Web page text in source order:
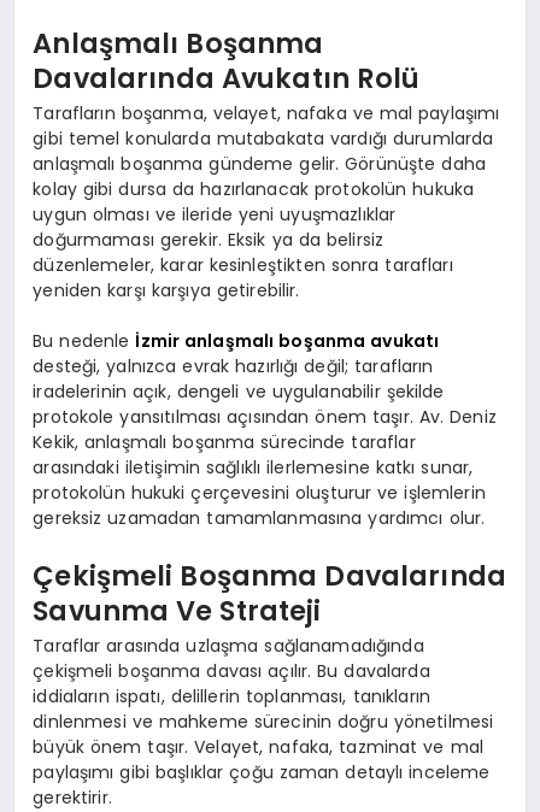
Anlaşmalı Boşanma
Davalarında Avukatın Rolü
Tarafların boşanma, velayet, nafaka ve mal paylaşımı
gibi temel konularda mutabakata vardığı durumlarda
anlaşmalı boşanma gündeme gelir. Görünüşte daha
kolay gibi dursa da hazırlanacak protokolün hukuka
uygun olması ve ileride yeni uyuşmazlıklar
doğurmaması gerekir. Eksik ya da belirsiz
düzenlemeler, karar kesinleştikten sonra tarafları
yeniden karşı karşıya getirebilir.
Bu nedenle İzmir anlaşmalı boşanma avukatı
desteği, yalnızca evrak hazırlığı değil; tarafların
iradelerinin açık, dengeli ve uygulanabilir şekilde
protokole yansıtılması açısından önem taşır. Av. Deniz
Kekik, anlaşmalı boşanma sürecinde taraflar
arasındaki iletişimin sağlıklı ilerlemesine katkı sunar,
protokolün hukuki çerçevesini oluşturur ve işlemlerin
gereksiz uzamadan tamamlanmasına yardımcı olur.
Çekişmeli Boşanma Davalarında
Savunma Ve Strateji
Taraflar arasında uzlaşma sağlanamadığında
çekişmeli boşanma davası açılır. Bu davalarda
iddiaların ispatı, delillerin toplanması, tanıkların
dinlenmesi ve mahkeme sürecinin doğru yönetilmesi
büyük önem taşır. Velayet, nafaka, tazminat ve mal
paylaşımı gibi başlıklar çoğu zaman detaylı inceleme
gerektirir.